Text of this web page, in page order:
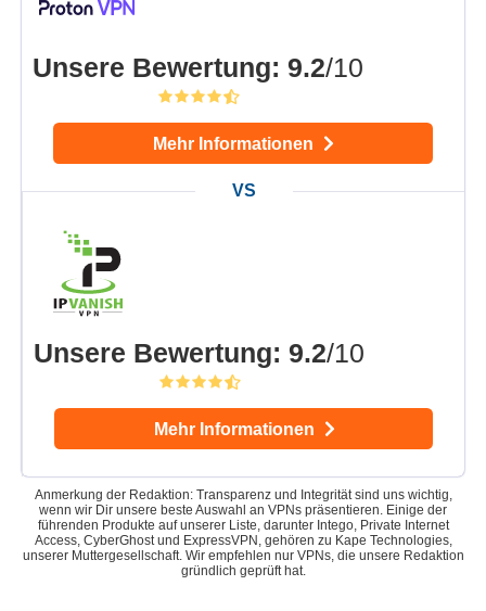
Unsere Bewertung: 9.2/10
Mehr Informationen
Unsere Bewertung: 9.2/10
Mehr Informationen
Anmerkung der Redaktion: Transparenz und Integrität sind uns wichtig,
wenn wir Dir unsere beste Auswahl an VPNs präsentieren. Einige der
führenden Produkte auf unserer Liste, darunter Intego, Private Internet
Access, CyberGhost und ExpressVPN, gehören zu Kape Technologies,
unserer Muttergesellschaft. Wir empfehlen nur VPNs, die unsere Redaktion
gründlich geprüft hat.